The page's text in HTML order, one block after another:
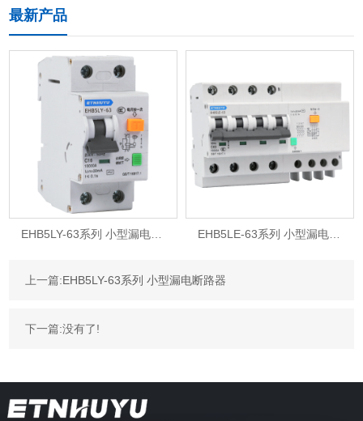
最新产品
上一篇:EHB5LY-63系列 小型漏电断路器
下一篇:没有了!